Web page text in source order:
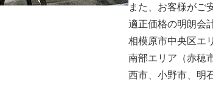
また、お客様がご
適正価格の明朗会
相模原市中央区エ
南部エリア（赤穂
西市、小野市、明